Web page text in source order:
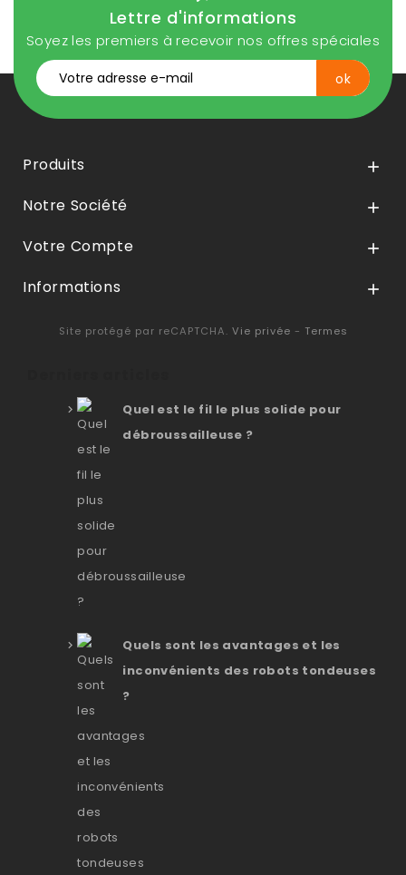
Lettre d'informations
Soyez les premiers à recevoir nos offres spéciales
Produits 
Notre Société 
Votre Compte 
Informations 
Site protégé par reCAPTCHA. Vie privée - Termes
Quel est le fil le plus solide pour
débroussailleuse ?
Quels sont les avantages et les
inconvénients des robots tondeuses
?